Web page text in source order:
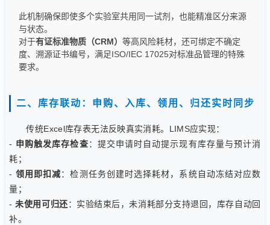
此机制确保即使多个实验室共用同一试剂，也能精准区分来源
与状态。
对于有证标准物质（CRM）等高风险耗材，还可绑定不确定
度、溯源证书编号，满足ISO/IEC 17025对标准品管理的特殊
要求。
二、库存联动：申购、入库、领用、归还实时同步
传统Excel库存表无法反映真实消耗。LIMS应实现：
- 申购触发库存检查：提交申请时自动提示现有库存量与预计消
耗；
- 领用即扣减：检测任务创建时选择耗材，系统自动冻结对应数
量；
-未使用可归还：实验结束后，未消耗部分支持退回，库存自动回
补。